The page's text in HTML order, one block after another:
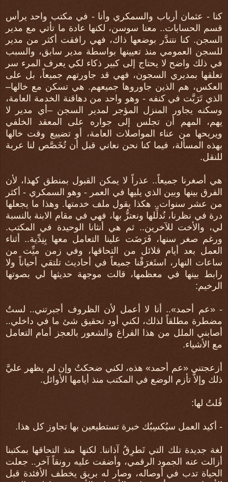
كنا - عثمان أرباب والسمكري وأنا - في مكتب واحد يرأس
قسم الحسابات.. معنا سوسن، لكنها عادة ما تأتي مع مدير
السجن. كنا نتندَّر بوضعها ذاك، فهي رافقت أكثر من مدير
للسجن العمومي منذ تعيينها بواسطة مدير سابق، والسبب
في ذلك واضح لا يحتاج إلى كبير ذكاء لكي يعرف المرء سر
تعلقها بمديري السجون، فهي قد جاورتهم جميعاً، بل على
العكس، هم الذين جاوروها جميعهم. هي تسكن مع خالها–
الذي تَرَبَّت في كنفه - وهو واحد من دهاقنة الخدمة العامة،
وسكنه يجاور المنزل المؤجر لمدير السجن –أي مدير لا
يهم، المهم أن تجلس إلى جواره على المعقد الخلفي
ويريحها من عناء المواصلات العامة، أو تضييع وقت خالها
بهذه المسألة، فيما كنا نحن نعاني قبل أن تُخَصَّص لنا عربة
للنقل.
هي أصغرنا جميعاً.. عذراً لا يمكن القبول بمنطق كهذا، لأن
الفرق بينها وبين الذي يليها في العمر - وهو السمكري - أكثر
من عشر سنوات.. هكذا يقول ملف خدمتها. وهذا ما يجعلها
درة في نظرنا، نُدلِّلها ونعتزُّ بها، فهي في مقام الابنة بالنسبة
لي، والأخت للآخرين.. ثم هي أنثانا الوحيدة في المكتب.
ورغم صغر سنها، فَرَضَت علينا التعامل معها بِنِدِّية.. أثناء
العمل بعد أيام قلائل من التحاقها، وفي زمن ميِّت من
ساعات النهار، استَغرَقْنا جميعاً في أحاديث تلتقي أحياناً ولا
رابط بينها في معظمها، قالت موجهة حديثها لي بصوتها
الرخيم:
- «عم أحمد».. أنا لا أعمل لأن الظروف أجبرتني.. لستُ
مضطرة مطلقاً لذلك، لكني أود تحقيق شئ ما في داخلي..
أصابني الملل من هذا الفراغ والشعور بالعجز أمام التعامل
مع الأشياء.
أزعجتني «عم أحمد» هذه، لكني ضحكتُ وإن لم يظهر عليَّ
ذلك وإلاَّ تأزم الوضع في المكتب منذ أيامها الأوائل.
قُلتُ لها:
- أكيد العمل سيُكسِبُك خبرة تستطيعين بها تجاوز كل هذا.
لغة جديدة تلك التي تَطرِقُ آذاننا. لكنها منذ التحاقها بمكتبنا
أزالت عنه الجمود الرقمي، وأضفت عليه رونقاً آخر.. جعلت
الحياة تدب في أوصاله، وصار له بريق يخطف الأفئدة قبل